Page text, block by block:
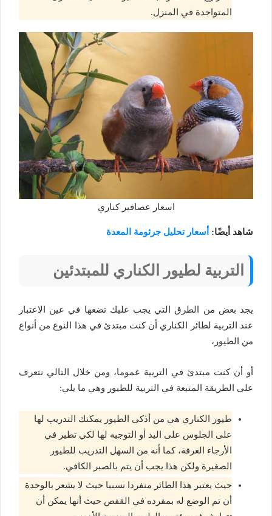
المتواجدة في المنزل.
اسعار عصافير كناري
شاهد أيضًا: أسعار تحليل جرثومة المعدة
التربية لطيور الكناري للمبتدئين
يجد بعض من الطرق التي يجب عليك تضعها في عين الاعتبار
عند التربية لطائر الكناري أن كنت مبتدئ في هذا النوع من أنواع
من الطيور،
أو أن كنت مبتدئ في التربية عموما، ومن خلال التالي نتعرف
على الطريقة المتبعة في التربية للطيور وهي ما يلي:
طيور الكناري هي من أذكى الطيور يمكنك التدريب لها
على الجلوس على اليد أو التوجيه لها لكي تطير في
الأرجاء الغرفة، كما أنه من السهل التدريب للطيور
الصغيرة ولكن هذا يجب أن يتم بالصبر الكافي.
حيث يعتبر هذا الطائر منفردا نسبيا حيث لا يشعر بالوحدة
أن تم الوضع له بمفرده في القفص حيث أنها يمكن أن